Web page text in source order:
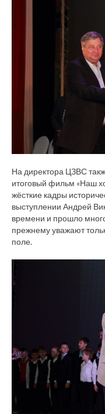
На директора ЦЗВС
итоговый фильм «Наш
жёсткие кадры
выступлении Андрей
времени и прошло
прежнему уважают
поле.